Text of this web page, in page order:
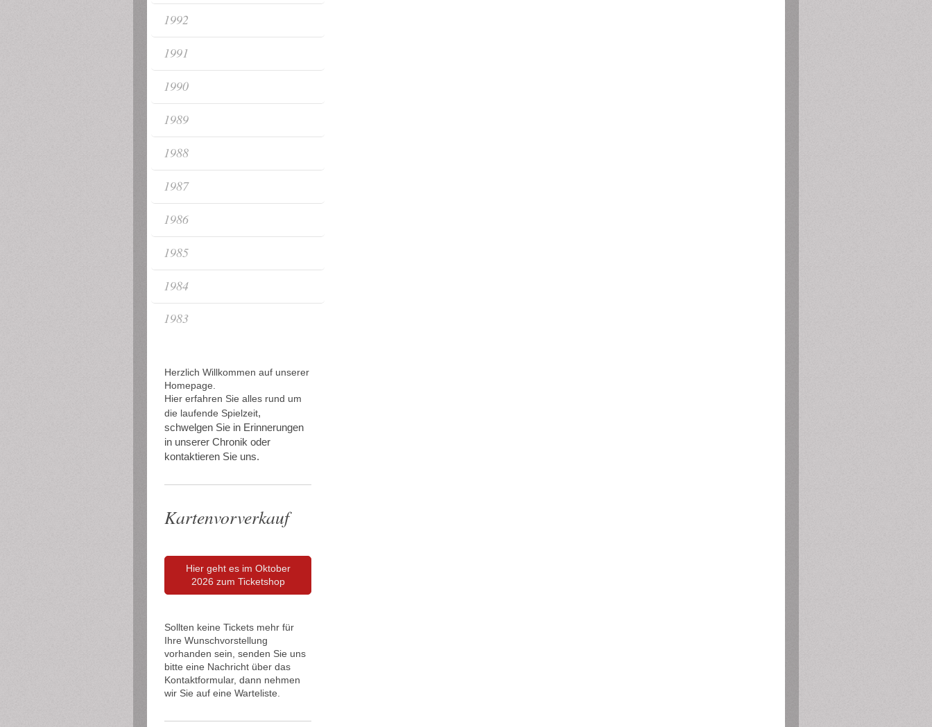
1992
1991
1990
1989
1988
1987
1986
1985
1984
1983
Herzlich Willkommen auf unserer
Homepage.
Hier erfahren Sie alles rund um
die laufende Spielzeit,
schwelgen Sie in Erinnerungen
in unserer Chronik oder
kontaktieren Sie uns.
Kartenvorverkauf
Hier geht es im Oktober
2026 zum Ticketshop
Sollten keine Tickets mehr für
Ihre Wunschvorstellung
vorhanden sein, senden Sie uns
bitte eine Nachricht über das
Kontaktformular, dann nehmen
wir Sie auf eine Warteliste.